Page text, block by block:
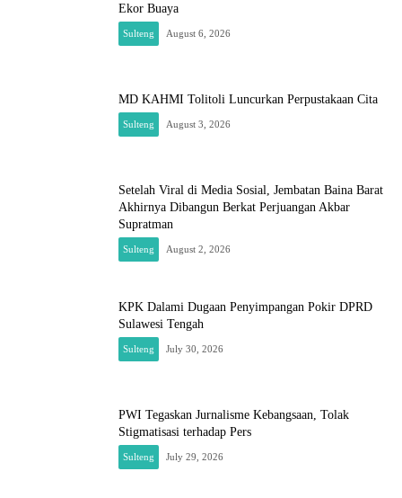
Ekor Buaya
Sulteng August 6, 2026
MD KAHMI Tolitoli Luncurkan Perpustakaan Cita
Sulteng August 3, 2026
Setelah Viral di Media Sosial, Jembatan Baina Barat
Akhirnya Dibangun Berkat Perjuangan Akbar
Supratman
Sulteng August 2, 2026
KPK Dalami Dugaan Penyimpangan Pokir DPRD
Sulawesi Tengah
Sulteng July 30, 2026
PWI Tegaskan Jurnalisme Kebangsaan, Tolak
Stigmatisasi terhadap Pers
Sulteng July 29, 2026